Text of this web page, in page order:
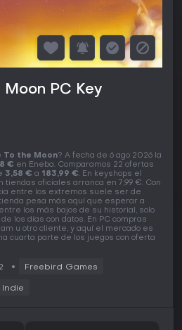
PC Key
To the Moon? A fecha de 6 ago 2026 la
€ en Eneba. Comparamos 22 ofertas
3,58 € a 183,99 €. En keyshops el
tiendas oficiales arranca en 7,99 €. Con
entre los extremos suele ser de
pesa más aquí que esperar a
los más bajos de su historial, solo
los días con datos. En PC compras
u otro cliente, y aquí el mercado es
cuarta parte de los juegos con oferta
Freebird Games
Indie